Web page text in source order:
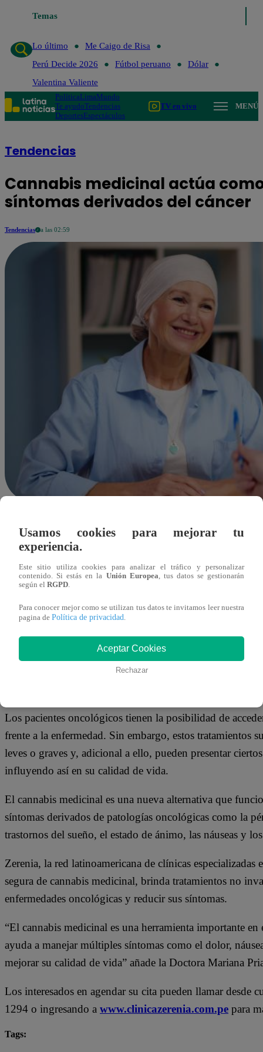
Temas
Lo último
Me Caigo de Risa
Perú Decide 2026
Fútbol peruano
Dólar
Valentina Valiente
PolíticaLimaMundo
Te ayudoTendencias
DeportesEspectáculos
TV en vivo MENÚ
Tendencias
Cannabis medicinal actúa
síntomas derivados del cáncer
Tendencias a las 02:59
04 de febrero 2022
El cáncer es una de las enfermedades más comunes, y,
Cáncer de la OMS, en el 2020 esta enfermedad fue
todo el mundo. En Perú, desde el 2015 se mantiene
Covid-19) según datos de la Organización Mundial de
Cada 04 de febrero se conmemora el Día Mundial de la
concientizar a las personas sobre la enfermedad y
Los pacientes oncológicos tienen la posibilidad de
frente a la enfermedad. Sin embargo, estos tratamientos
leves o graves y, adicional a ello, pueden presentar
influyendo así en su calidad de vida.
El cannabis medicinal es una nueva alternativa que
síntomas derivados de patologías oncológicas como la
trastornos del sueño, el estado de ánimo, las náuseas y
Zerenia, la red latinoamericana de clínicas
segura de cannabis medicinal, brinda tratamientos no
enfermedades oncológicas y reducir sus síntomas.
“El cannabis medicinal es una herramienta importante
ayuda a manejar múltiples síntomas como el dolor,
mejorar su calidad de vida” añade la Doctora Mariana
Los interesados en agendar su cita pueden llamar
1294 o ingresando a www.clinicazerenia.com.pe para
Tags:
Usamos cookies para mejorar tu
experiencia.
Este sitio utiliza cookies para analizar el tráfico y personalizar
contenido. Si estás en la Unión Europea , tus datos se gestionarán
según el RGPD
Para conocer mejor como se utilizan tus datos te invitamos leer nuestra
pagina de Política de privacidad
Aceptar Cookies
Rechazar